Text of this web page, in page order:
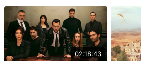
02:18:43